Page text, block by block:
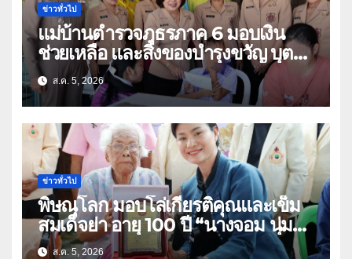
ข่าวทั่วไป
แม่บ้านตำรวจภูธรภาค 6 มอบเงิน
ช่วยเหลือ และสิ่งของบำรุงขวัญ บุตร-
ธิดา ข้าราชการตำรวจจังหวัด
อุทัยธานี
ส.ค. 5, 2026
ข่าวทั่วไป
พิษณุโลก มอบโล่เกียรติคุณและเข็ม
สมเด็จย่า อายุ 100 ปี “นางจอม นุ่ม
เนตร” ตำบลบ้านกร่าง อำเภอเมือง
ส.ค. 5, 2026